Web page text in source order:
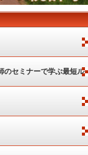
のセミナーで学ぶ最短ル